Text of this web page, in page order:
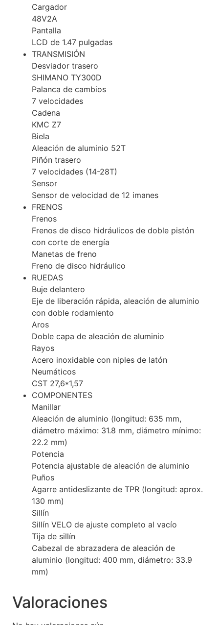
Cargador
48V2A
Pantalla
LCD de 1.47 pulgadas
TRANSMISIÓN
Desviador trasero
SHIMANO TY300D
Palanca de cambios
7 velocidades
Cadena
KMC Z7
Biela
Aleación de aluminio 52T
Piñón trasero
7 velocidades (14-28T)
Sensor
Sensor de velocidad de 12 imanes
FRENOS
Frenos
Frenos de disco hidráulicos de doble pistón
con corte de energía
Manetas de freno
Freno de disco hidráulico
RUEDAS
Buje delantero
Eje de liberación rápida, aleación de aluminio
con doble rodamiento
Aros
Doble capa de aleación de aluminio
Rayos
Acero inoxidable con niples de latón
Neumáticos
CST 27,6*1,57
COMPONENTES
Manillar
Aleación de aluminio (longitud: 635 mm,
diámetro máximo: 31.8 mm, diámetro mínimo:
22.2 mm)
Potencia
Potencia ajustable de aleación de aluminio
Puños
Agarre antideslizante de TPR (longitud: aprox.
130 mm)
Sillín
Sillín VELO de ajuste completo al vacío
Tija de sillín
Cabezal de abrazadera de aleación de
aluminio (longitud: 400 mm, diámetro: 33.9
mm)
Valoraciones